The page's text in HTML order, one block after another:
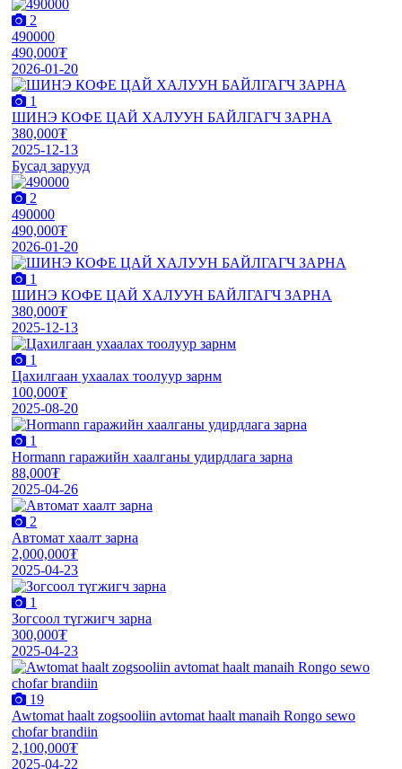
2
490000
490,000₮
2026-01-20
1
ШИНЭ КОФЕ ЦАЙ ХАЛУУН БАЙЛГАГЧ ЗАРНА
380,000₮
2025-12-13
Бусад зарууд
2
490000
490,000₮
2026-01-20
1
ШИНЭ КОФЕ ЦАЙ ХАЛУУН БАЙЛГАГЧ ЗАРНА
380,000₮
2025-12-13
1
Цахилгаан ухаалах тоолуур зарнм
100,000₮
2025-08-20
1
Hormann гаражийн хаалганы удирдлага зарна
88,000₮
2025-04-26
2
Автомат хаалт зарна
2,000,000₮
2025-04-23
1
Зогсоол түгжигч зарна
300,000₮
2025-04-23
19
Awtomat haalt zogsooliin avtomat haalt manaih Rongo sewo
chofar brandiin
2,100,000₮
2025-04-22